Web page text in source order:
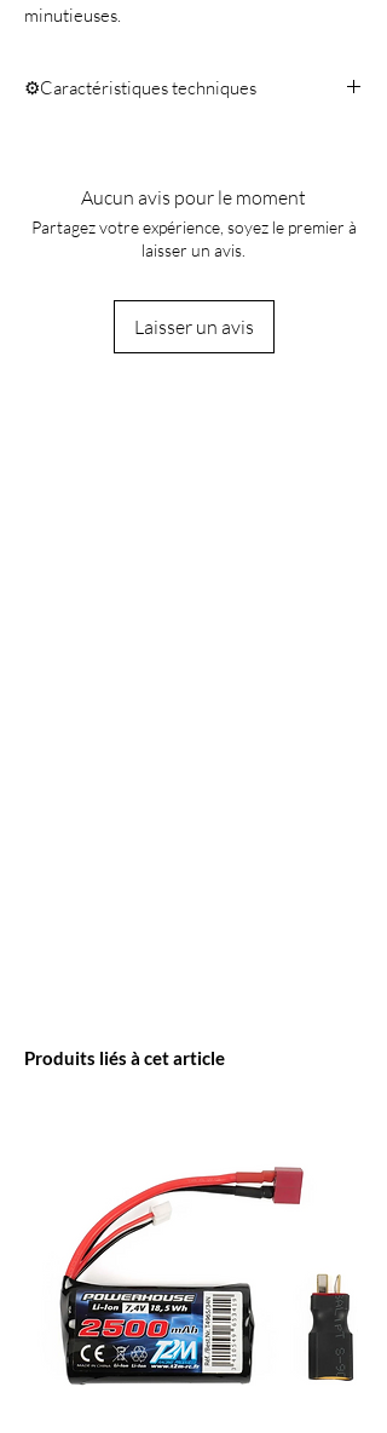
minutieuses.
⚙️Caractéristiques techniques
Aucun avis pour le moment
Partagez votre expérience, soyez le premier à
laisser un avis.
Laisser un avis
Produits liés à cet article